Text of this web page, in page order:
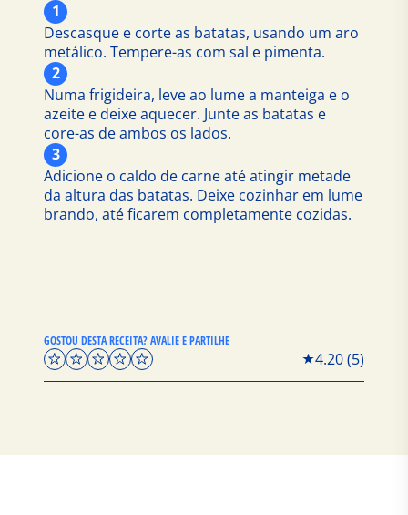
1
Descasque e corte as batatas, usando um aro
metálico. Tempere-as com sal e pimenta.
2
Numa frigideira, leve ao lume a manteiga e o
azeite e deixe aquecer. Junte as batatas e
core-as de ambos os lados.
3
Adicione o caldo de carne até atingir metade
da altura das batatas. Deixe cozinhar em lume
brando, até ficarem completamente cozidas.
GOSTOU DESTA RECEITA? AVALIE E PARTILHE
4.20(5)